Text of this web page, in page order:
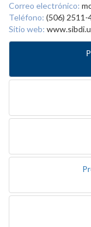
Correo electrónico:
Teléfono: (506) 2511-
Sitio web: